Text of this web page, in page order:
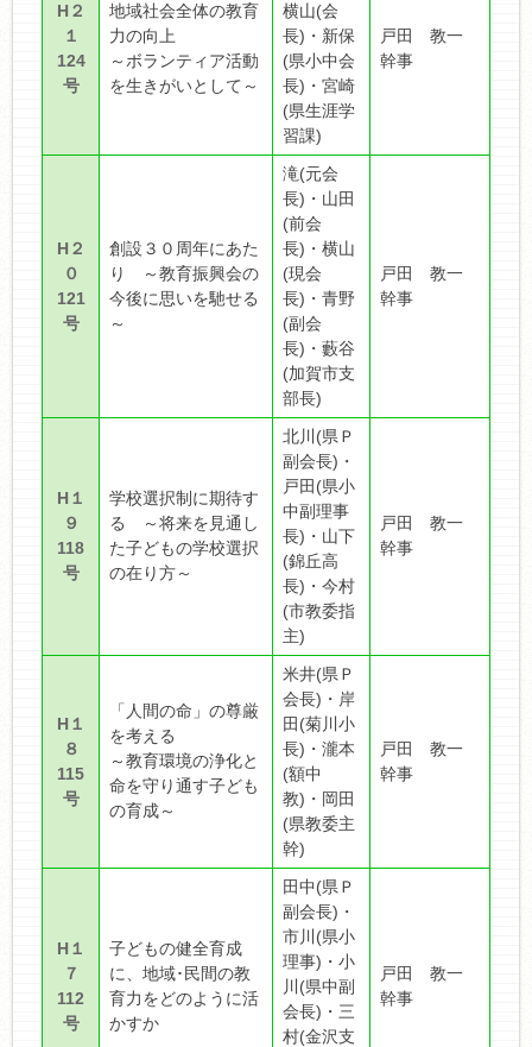
H２
１
124
号
地域社会全体の教育
力の向上
～ボランティア活動
を生きがいとして～
横山(会
長)・新保
(県小中会
長)・宮崎
(県生涯学
習課)
戸田 教一
幹事
H２
０
121
号
創設３０周年にあた
り ～教育振興会の
今後に思いを馳せる
～
滝(元会
長)・山田
(前会
長)・横山
(現会
長)・青野
(副会
長)・藪谷
(加賀市支
部長)
戸田 教一
幹事
H１
９
118
号
学校選択制に期待す
る ～将来を見通し
た子どもの学校選択
の在り方～
北川(県Ｐ
副会長)・
戸田(県小
中副理事
長)・山下
(錦丘高
長)・今村
(市教委指
主)
戸田 教一
幹事
H１
８
115
号
「人間の命」の尊厳
を考える
～教育環境の浄化と
命を守り通す子ども
の育成～
米井(県Ｐ
会長)・岸
田(菊川小
長)・瀧本
(額中
教)・岡田
(県教委主
幹)
戸田 教一
幹事
H１
７
112
号
子どもの健全育成
に、地域･民間の教
育力をどのように活
かすか
田中(県Ｐ
副会長)・
市川(県小
理事)・小
川(県中副
会長)・三
村(金沢支
戸田 教一
幹事